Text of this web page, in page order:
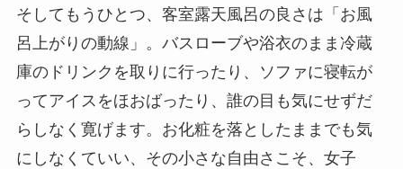
そしてもうひとつ、客室露天風呂の良さは「お風
呂上がりの動線」。バスローブや浴衣のまま冷蔵
庫のドリンクを取りに行ったり、ソファに寝転が
ってアイスをほおばったり、誰の目も気にせずだ
らしなく寛げます。お化粧を落としたままでも気
にしなくていい、その小さな自由さこそ、女子